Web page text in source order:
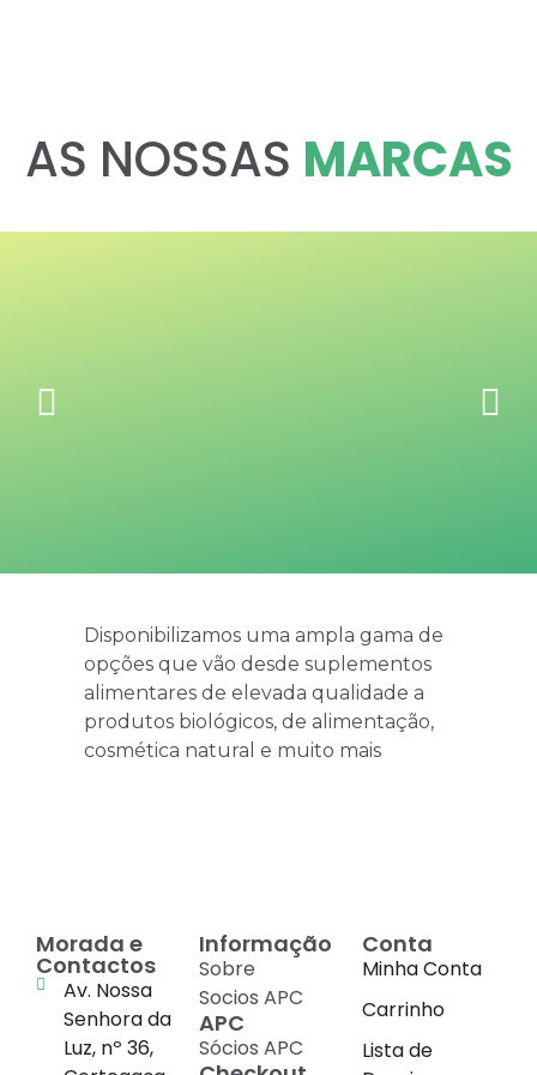
AS NOSSAS MARCAS
Disponibilizamos uma ampla gama de
opções que vão desde suplementos
alimentares de elevada qualidade a
produtos biológicos, de alimentação,
cosmética natural e muito mais
Morada e
Contactos
Av. Nossa
Senhora da
Luz, nº 36,
Informação
Sobre
Socios APC
APC
Sócios APC
Conta
Minha Conta
Carrinho
Lista de